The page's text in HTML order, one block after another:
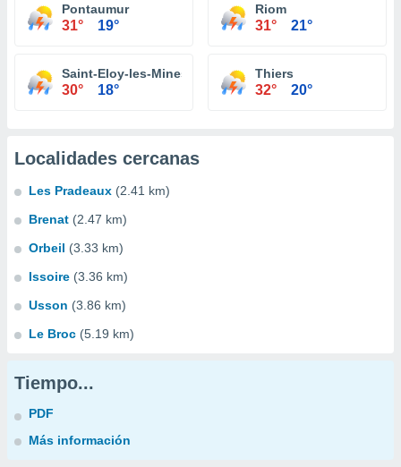
Pontaumur
31° 19°
Riom
31° 21°
Saint-Eloy-les-Mines
30° 18°
Thiers
32° 20°
Localidades cercanas
Les Pradeaux (2.41 km)
Brenat (2.47 km)
Orbeil (3.33 km)
Issoire (3.36 km)
Usson (3.86 km)
Le Broc (5.19 km)
Tiempo...
PDF
Más información